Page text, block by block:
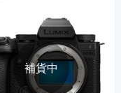
補貨中